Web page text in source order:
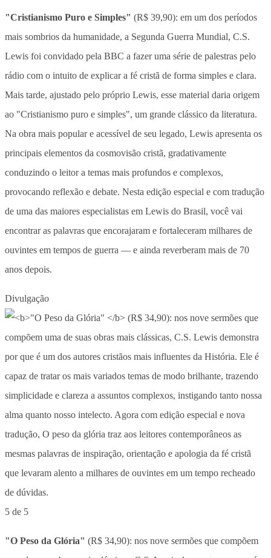
"Cristianismo Puro e Simples" (R$ 39,90): em um dos períodos
mais sombrios da humanidade, a Segunda Guerra Mundial, C.S.
Lewis foi convidado pela BBC a fazer uma série de palestras pelo
rádio com o intuito de explicar a fé cristã de forma simples e clara.
Mais tarde, ajustado pelo próprio Lewis, esse material daria origem
ao "Cristianismo puro e simples", um grande clássico da literatura.
Na obra mais popular e acessível de seu legado, Lewis apresenta os
principais elementos da cosmovisão cristã, gradativamente
conduzindo o leitor a temas mais profundos e complexos,
provocando reflexão e debate. Nesta edição especial e com tradução
de uma das maiores especialistas em Lewis do Brasil, você vai
encontrar as palavras que encorajaram e fortaleceram milhares de
ouvintes em tempos de guerra — e ainda reverberam mais de 70
anos depois.
Divulgação
5 de 5
"O Peso da Glória" (R$ 34,90): nos nove sermões que compõem